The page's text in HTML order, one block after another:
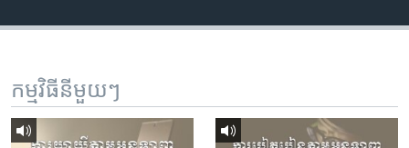
កម្មវិធី​នីមួយៗ